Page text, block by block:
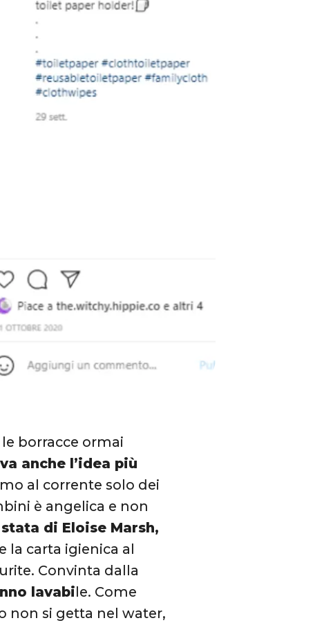
borracce ormai
anche l’idea più
al corrente solo dei
è angelica e non
stata di Eloise Marsh,
la carta igienica al
Convinta dalla
lavabile. Come
non si getta nel water,